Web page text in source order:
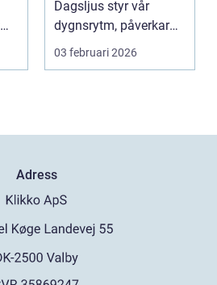
Dagsljus styr vår
dygnsrytm, påverkar
humör, sömn och ene...
03 februari 2026
Adress